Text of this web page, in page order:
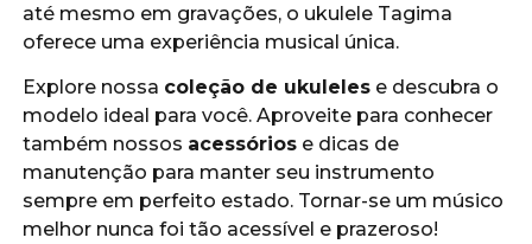
até mesmo em gravações, o ukulele Tagima
oferece uma experiência musical única.
Explore nossa coleção de ukulelese descubra o
modelo ideal para você. Aproveite para conhecer
também nossos acessóriose dicas de
manutenção para manter seu instrumento
sempre em perfeito estado. Tornar-se um músico
melhor nunca foi tão acessível e prazeroso!